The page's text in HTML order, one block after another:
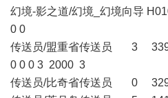
幻境-影之道/幻境_幻境向导
0 0
传送员/盟重省传送员 3
0 0 0 3 2000 3
传送员/比奇省传送员 0